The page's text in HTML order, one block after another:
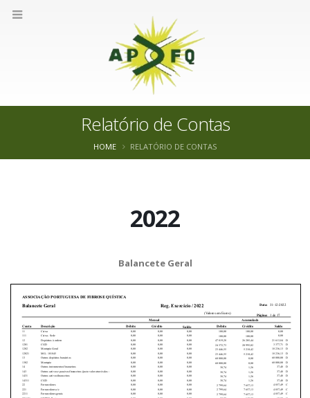
Relatório de Contas
HOME RELATÓRIO DE CONTAS
2022
Balancete Geral